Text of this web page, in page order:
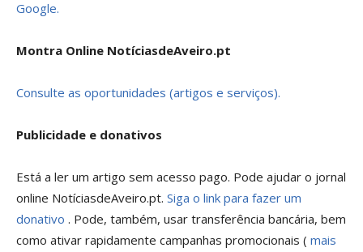
Google.
Montra Online NotíciasdeAveiro.pt
Consulte as oportunidades (artigos e serviços).
Publicidade e donativos
Está a ler um artigo sem acesso pago. Pode ajudar o jornal
online NotíciasdeAveiro.pt. Siga o link para fazer um
donativo . Pode, também, usar transferência bancária, bem
como ativar rapidamente campanhas promocionais ( mais